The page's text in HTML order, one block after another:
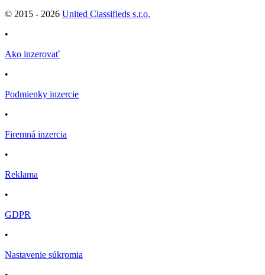
© 2015 - 2026 United Classifieds s.r.o.
•
Ako inzerovať
•
Podmienky inzercie
•
Firemná inzercia
•
Reklama
•
GDPR
•
Nastavenie súkromia